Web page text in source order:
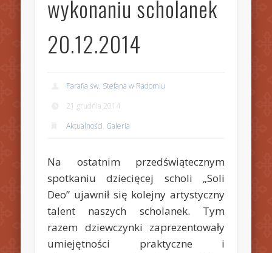
wykonaniu scholanek
20.12.2014
Parafia św. Stefana w Radomiu
21 grudnia 2014
Aktualności, Galeria
Na ostatnim przedświątecznym
spotkaniu dziecięcej scholi „Soli
Deo” ujawnił się kolejny artystyczny
talent naszych scholanek. Tym
razem dziewczynki zaprezentowały
umiejętności praktyczne i